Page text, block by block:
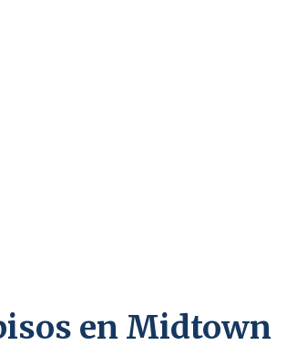
en Midtown